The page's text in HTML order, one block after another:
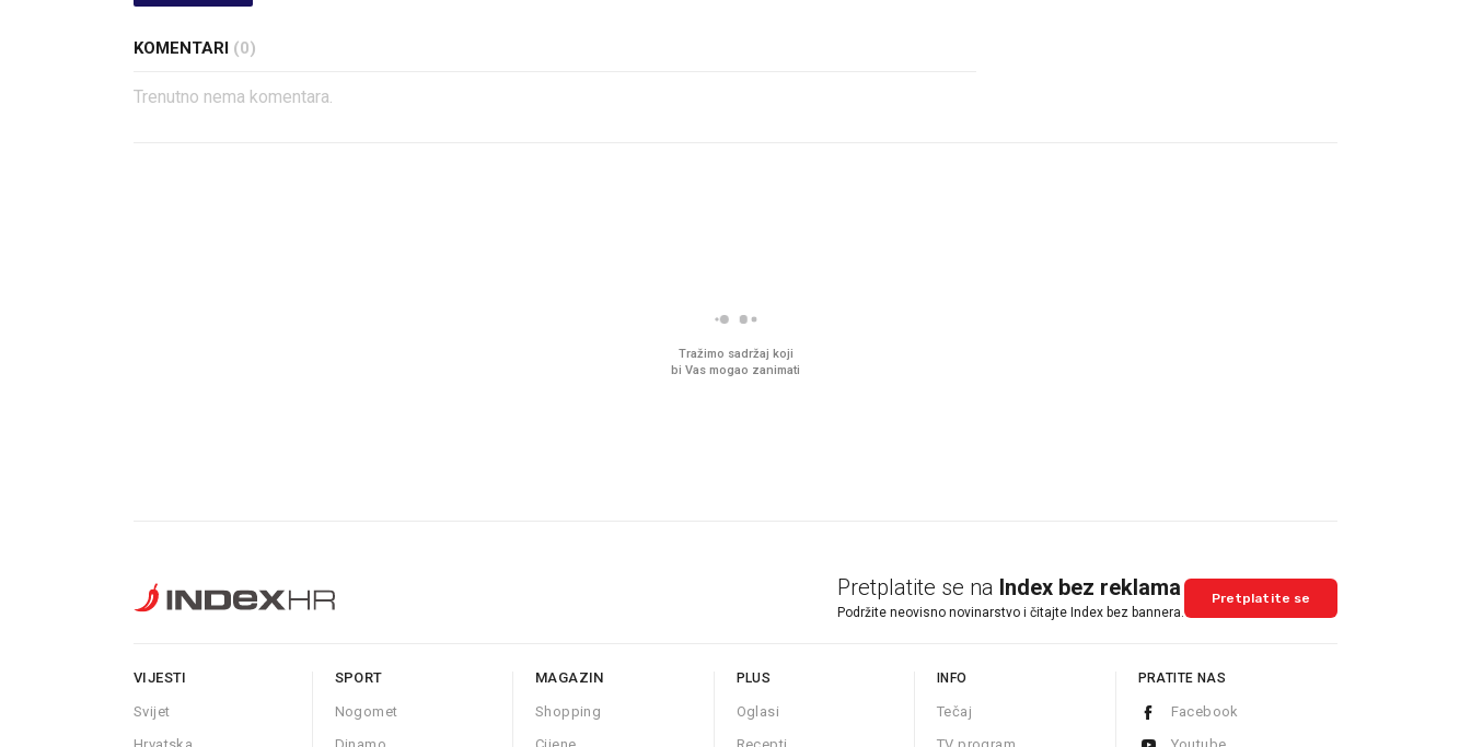
KOMENTARI (0)
Trenutno nema komentara.
Tražimo sadržaj koji
bi Vas mogao zanimati
Pretplatite se na Index bez reklama
Podržite neovisno novinarstvo i čitajte Index bez bannera.
Pretplatite se
VIJESTI
Svijet
SPORT
Nogomet
MAGAZIN
Shopping
PLUS
Oglasi
INFO
Tečaj
PRATITE NAS
Facebook